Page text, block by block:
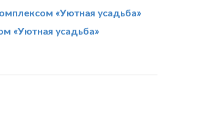
«Уютная усадьба»
«Уютная усадьба»